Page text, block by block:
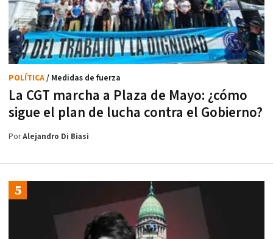
La CGT marcha a Plaza de Mayo: ¿cómo
sigue el plan de lucha contra el Gobierno?
POLÍTICA/ Medidas de fuerza
PorAlejandro Di Biasi